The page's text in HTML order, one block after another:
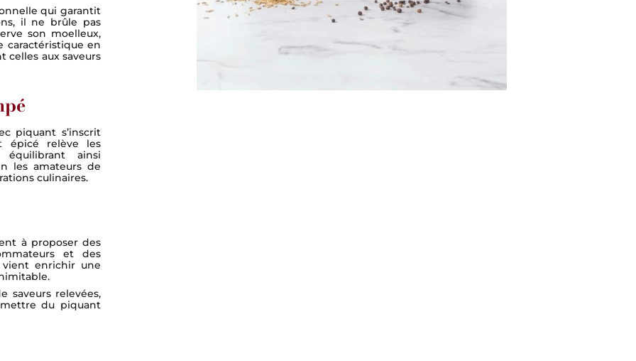
qui garantit
il ne brûle pas
son moelleux,
caractéristique en
celles aux saveurs
piquant s’inscrit
épicé relève les
équilibrant ainsi
les amateurs de
culinaires.
à proposer des
et des
enrichir une
saveurs relevées,
du piquant